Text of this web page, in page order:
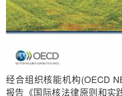
经合组织核能机构(OECD
报告《国际核法律原则和实